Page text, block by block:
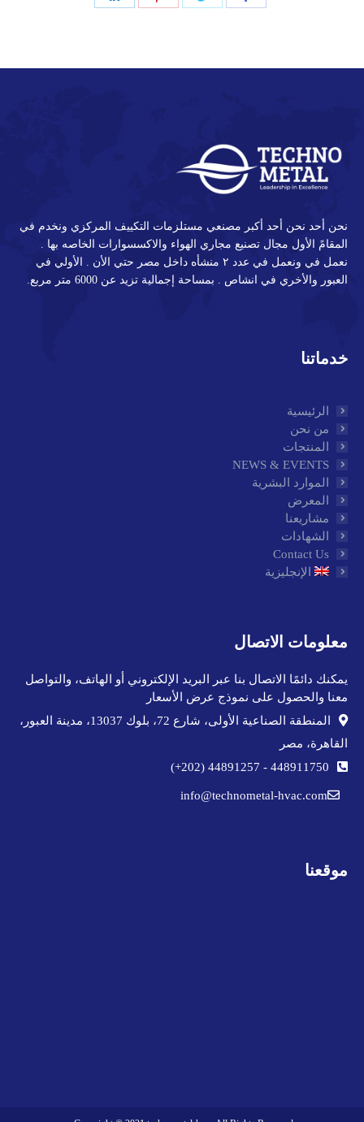
نحن أحد نحن أحد أكبر مصنعي مستلزمات التكييف المركزي ونخدم في
المقامً الأول مجال تصنيع مجاري الهواء والاكسسوارات الخاصه بها .
نعمل في ونعمل في عدد ٢ منشأه داخل مصر حتي الأن . الأولي في
العبور والأخري في انشاص . بمساحة إجمالية تزيد عن 6000 متر مربع.
خدماتنا
الرئيسية
من نحن
المنتجات
NEWS & EVENTS
الموارد البشرية
المعرض
مشاريعنا
الشهادات
Contact Us
الإنجليزية
معلومات الاتصال
يمكنك دائمًا الاتصال بنا عبر البريد الإلكتروني أو الهاتف، والتواصل
معنا والحصول على نموذج عرض الأسعار
المنطقة الصناعية الأولى، شارع 72، بلوك 13037، مدينة العبور،
القاهرة، مصر
448911750
-
44891257 (202+)
info@technometal-hvac.com
موقعنا